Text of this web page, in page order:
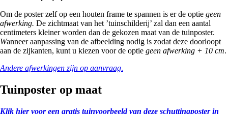
Om de poster zelf op een houten frame te spannen is er de optie geen
afwerking. De zichtmaat van het ’tuinschilderij’ zal dan een aantal
centimeters kleiner worden dan de gekozen maat van de tuinposter.
Wanneer aanpassing van de afbeelding nodig is zodat deze doorloopt
aan de zijkanten, kunt u kiezen voor de optie geen afwerking + 10 cm.
Andere afwerkingen zijn op aanvraag.
Tuinposter op maat
Klik hier voor een gratis tuinvoorbeeld van deze schuttingposter in